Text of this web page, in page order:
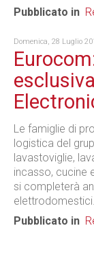
Pubblicato in
Domenica, 28 Luglio
Le famiglie di
logistica del
lavastoviglie,
incasso, cucine
si completerà
elettrodomestici.
Pubblicato in